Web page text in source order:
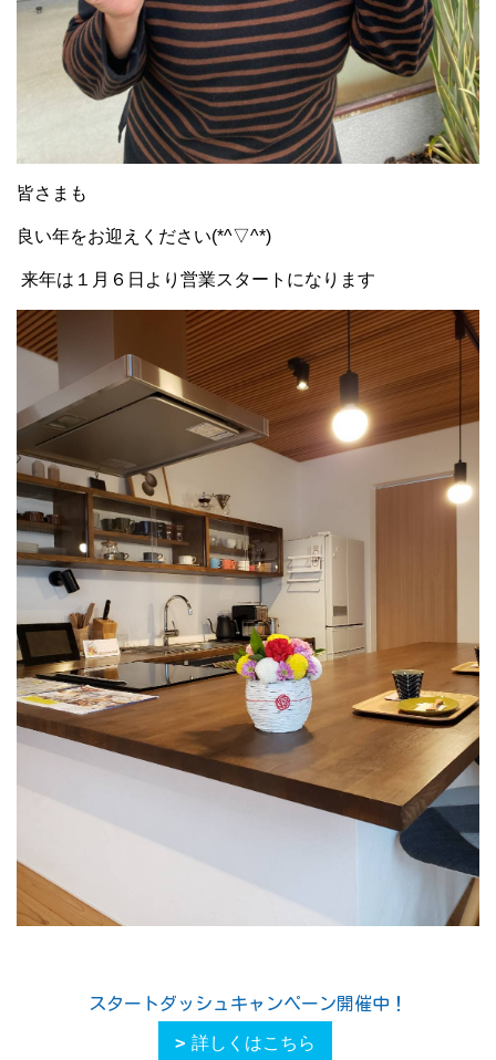
皆さまも
良い年をお迎えください(*^▽^*)
来年は１月６日より営業スタートになります
スタートダッシュキャンペーン開催中！
詳しくはこちら